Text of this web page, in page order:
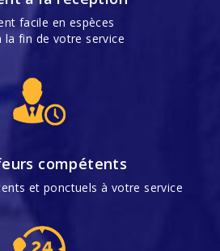
facile en espèces
la fin de votre service
compétents
et ponctuels à votre service